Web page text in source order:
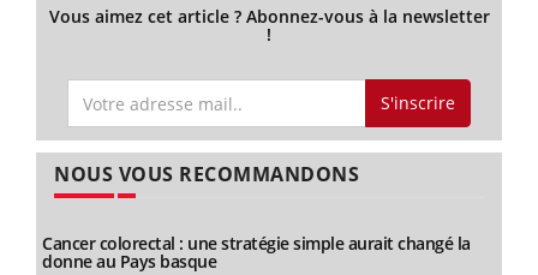
Vous aimez cet article ? Abonnez-vous à la newsletter
!
S'inscrire
NOUS VOUS RECOMMANDONS
Cancer colorectal : une stratégie simple aurait changé la
donne au Pays basque